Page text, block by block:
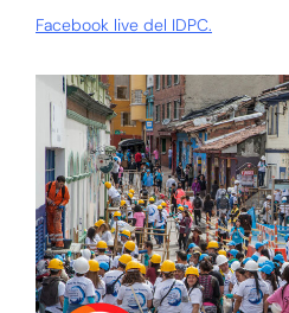
Facebook live del IDPC.